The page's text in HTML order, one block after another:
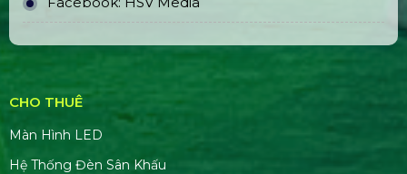
CHO THUÊ
Màn Hình LED
Hệ Thống Đèn Sân Khấu